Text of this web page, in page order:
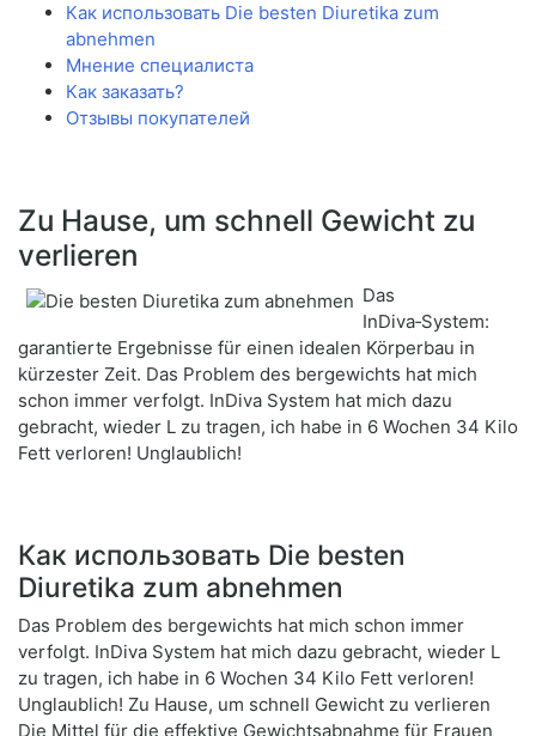
Как использовать Die besten Diuretika zum
abnehmen
Мнение специалиста
Как заказать?
Отзывы покупателей
Zu Hause, um schnell Gewicht zu
verlieren
Das
InDiva‑System:
garantierte Ergebnisse für einen idealen Körperbau in
kürzester Zeit. Das Problem des bergewichts hat mich
schon immer verfolgt. InDiva System hat mich dazu
gebracht, wieder L zu tragen, ich habe in 6 Wochen 34 Kilo
Fett verloren! Unglaublich!
Как использовать Die besten
Diuretika zum abnehmen
Das Problem des bergewichts hat mich schon immer
verfolgt. InDiva System hat mich dazu gebracht, wieder L
zu tragen, ich habe in 6 Wochen 34 Kilo Fett verloren!
Unglaublich! Zu Hause, um schnell Gewicht zu verlieren
Die Mittel für die effektive Gewichtsabnahme für Frauen